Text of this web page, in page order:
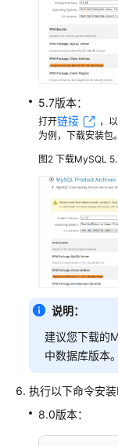
扎
比
区
域)
用
户
指
（巴
黎
区
域）
API
参
（巴
区
域）
用
户
5.7版本：
打开链接
，
为例，下载安装包。
图2 下载MySQL
说明：
建议您下载的
中数据库版本。
执行以下命令安装
8.0版本：